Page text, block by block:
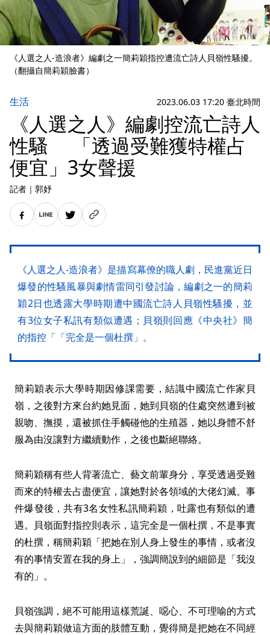
《人選之人-造浪者》編劇之一簡莉穎指控遭流亡詩人貝嶺性騷擾。
（翻攝自簡莉穎臉書）
生活 2023.06.03 17:20 臺北時間
《人選之人》編劇控流亡詩人
性騷 「透過受難獲特權占
便宜」3女聲援
記者 ｜ 郭妤
《人選之人-造浪者》是描寫幕僚的職人劇，民進黨近日
爆發的性騷風暴與劇情雷同引發討論，編劇之一的簡莉
穎2日也透露大學時期遭中國流亡詩人貝嶺性騷擾，並
有3位女子私訊有類似遭遇；貝嶺則回應《中央社》簡
的指控「「完全是一個杜撰」。
簡莉穎表示大學時期因修課需要，結識中國流亡作家貝
嶺，之後對方來台約她見面，她到貝嶺的住處突然遭到被
親吻、撫摸，還被抓住手觸碰他的生殖器，她以身體不舒
服為由沒讓對方繼續動作，之後也斷絕聯絡。
簡莉穎稱有些人背著流亡、藝文前輩身分，享受透過受難
而來的特權去占盡便宜，讓她對於各領域的大佬幻滅。事
件爆發後，共有3名女性私訊簡莉穎，吐露也有類似的遭
遇。貝嶺面對指控則表示，這完全是一個杜撰，不是事實
的杜撰，稱簡莉穎「把她在別人身上發生的事情，或者沒
有的事情安置在我的身上」，強調簡說到的細節是「我沒
有的」。
貝嶺強調，絕不可能用這樣荒誕、噁心、不可理喻的方式
去與簡莉穎做這方面的肢體互動，覺得簡是把她在不同經